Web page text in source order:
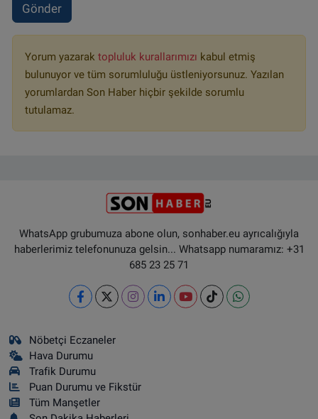
Gönder
Yorum yazarak topluluk kurallarımızı kabul etmiş
bulunuyor ve tüm sorumluluğu üstleniyorsunuz. Yazılan
yorumlardan Son Haber hiçbir şekilde sorumlu
tutulamaz.
WhatsApp grubumuza abone olun, sonhaber.eu ayrıcalığıyla
haberlerimiz telefonunuza gelsin... Whatsapp numaramız: +31
685 23 25 71
Nöbetçi Eczaneler
Hava Durumu
Trafik Durumu
Puan Durumu ve Fikstür
Tüm Manşetler